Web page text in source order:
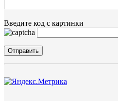
Введите код с картинки